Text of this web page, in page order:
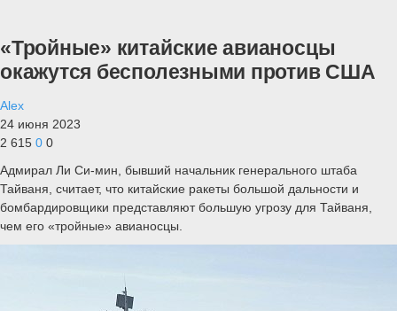
«Тройные» китайские авианосцы
окажутся бесполезными против США
Alex
24 июня 2023
2 615 0 0
Адмирал Ли Си-мин, бывший начальник генерального штаба
Тайваня, считает, что китайские ракеты большой дальности и
бомбардировщики представляют большую угрозу для Тайваня,
чем его «тройные» авианосцы.